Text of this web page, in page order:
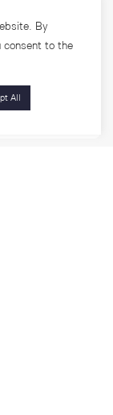
By
consent to the
All